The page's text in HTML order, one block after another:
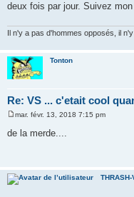
deux fois par jour. Suivez mon
Il n'y a pas d'hommes opposés, il
Tonton
Re: VS ... c'etait cool
s
e
mar. févr. 13, 2018 7:15 pm
de la merde....
THRASH-